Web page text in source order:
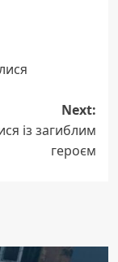
Next:
із загиблим
героєм